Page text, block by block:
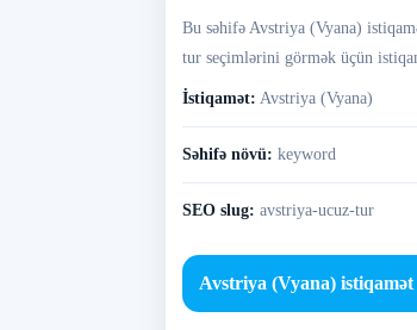
Bu səhifə Avstriya (Vyana)
tur seçimlərini görmək üçün
İstiqamət: Avstriya (Vyana)
Səhifə növü: keyword
SEO slug: avstriya-ucuz-tur
Avstriya (Vyana) istiqamət